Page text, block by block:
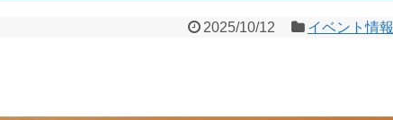
2025/10/12 イベント情報